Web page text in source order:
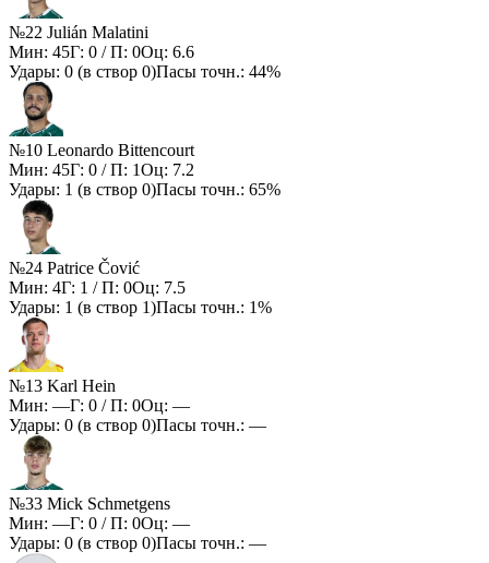
№22 Julián Malatini
Мин: 45Г: 0 / П: 0Оц: 6.6
Удары: 0 (в створ 0)Пасы точн.: 44%
№10 Leonardo Bittencourt
Мин: 45Г: 0 / П: 1Оц: 7.2
Удары: 1 (в створ 0)Пасы точн.: 65%
№24 Patrice Čović
Мин: 4Г: 1 / П: 0Оц: 7.5
Удары: 1 (в створ 1)Пасы точн.: 1%
№13 Karl Hein
Мин: —Г: 0 / П: 0Оц: —
Удары: 0 (в створ 0)Пасы точн.: —
№33 Mick Schmetgens
Мин: —Г: 0 / П: 0Оц: —
Удары: 0 (в створ 0)Пасы точн.: —